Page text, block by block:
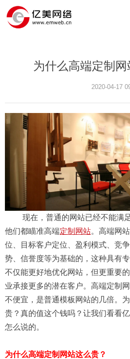
为什么高端定制网
2020-04-17
现在，普通的网站已经不能满足
他们都瞄准高端定制网站。高端网
位、目标客户定位、盈利模式、竞
势、信誉度等为基础的，这种具有
不仅能更好地优化网站，但更重要
业承接更多的潜在客户。高端定制
不便宜，是普通模板网站的几倍。
贵？真的值这个钱吗？让我们看看
怎么说的。
为什么高端定制网站这么贵？